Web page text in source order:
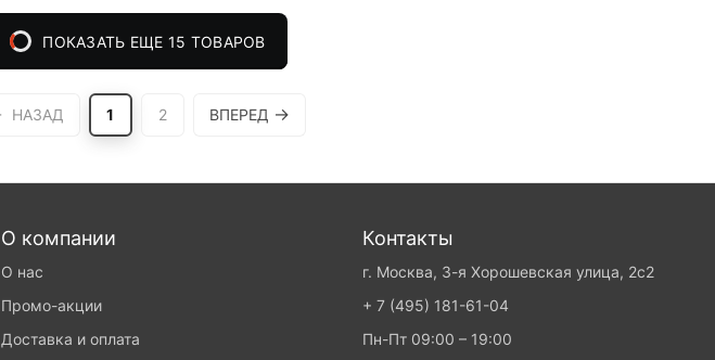
ПОКАЗАТЬ ЕЩЕ 15 ТОВАРОВ
НАЗАД 1 2 ВПЕРЕД
О компании
О нас
Промо-акции
Доставка и оплата
Контакты
г. Москва, 3-я Хорошевская улица, 2с2
+ 7 (495) 181-61-04
Пн-Пт 09:00 – 19:00